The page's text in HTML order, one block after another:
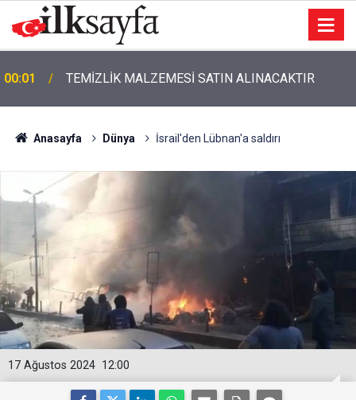
00:01 TEMİZLİK MALZEMESİ SATIN ALINACAKTIR
Anasayfa Dünya İsrail'den Lübnan'a saldırı
12:00
17 Ağustos 2024